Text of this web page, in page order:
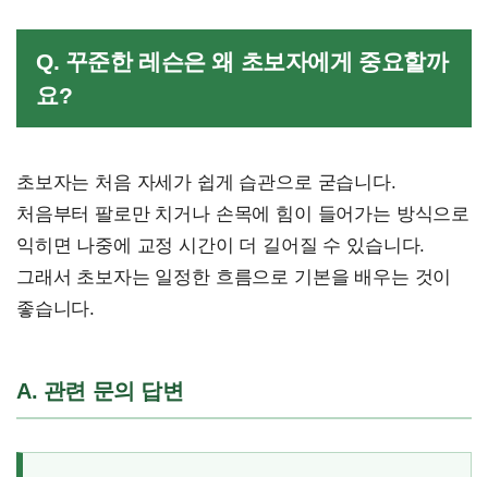
Q. 꾸준한 레슨은 왜 초보자에게 중요할까
요?
초보자는 처음 자세가 쉽게 습관으로 굳습니다.
처음부터 팔로만 치거나 손목에 힘이 들어가는 방식으로
익히면 나중에 교정 시간이 더 길어질 수 있습니다.
그래서 초보자는 일정한 흐름으로 기본을 배우는 것이
좋습니다.
A. 관련 문의 답변